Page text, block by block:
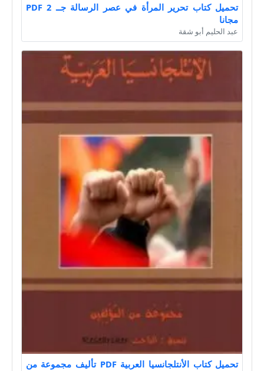
تحميل كتاب تحرير المرأة في عصر الرسالة جــ 2 PDF
مجانا
عبد الحليم أبو شقة
تحميل كتاب الأنتلجانسيا العربية PDF تأليف مجموعة من